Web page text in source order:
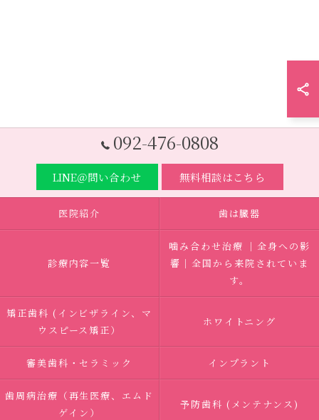
092-476-0808
LINE＠問い合わせ 無料相談はこちら
医院紹介 歯は臓器
診療内容一覧
噛み合わせ治療 ｜全身への影
響｜全国から来院されていま
す。
矯正歯科 (インビザライン、マ
ウスピース矯正）
ホワイトニング
審美歯科・セラミック インプラント
歯周病治療（再生医療、エムド
ゲイン）
予防歯科 (メンテナンス)